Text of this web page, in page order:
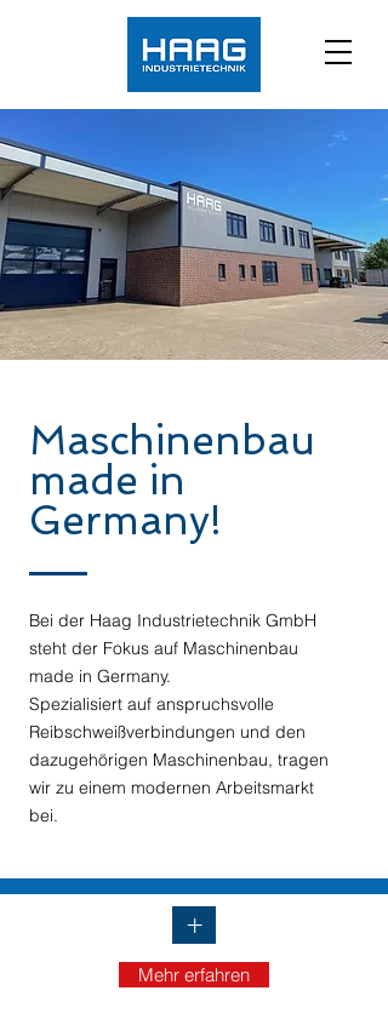
Maschinenbau
made in
Germany!
Bei der Haag Industrietechnik GmbH
steht der Fokus auf Maschinenbau
made in Germany.
Spezialisiert auf anspruchsvolle
Reibschweißverbindungen und den
dazugehörigen Maschinenbau, tragen
wir zu einem modernen Arbeitsmarkt
bei.
+
Mehr erfahren